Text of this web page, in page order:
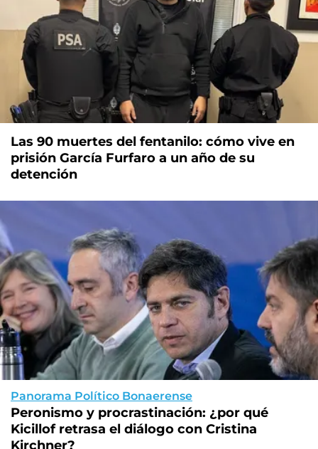
Las 90 muertes del fentanilo: cómo vive en
prisión García Furfaro a un año de su
detención
Panorama Político Bonaerense
Peronismo y procrastinación: ¿por qué
Kicillof retrasa el diálogo con Cristina
Kirchner?